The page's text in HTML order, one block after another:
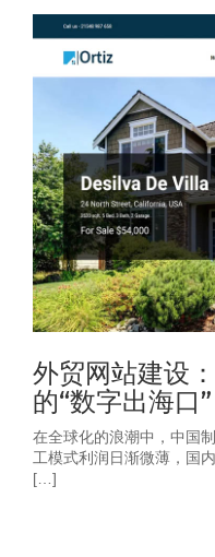
外贸网站建设
的“数字出海口”
在全球化的浪潮中，中国
工模式利润日渐微薄，国
[…]